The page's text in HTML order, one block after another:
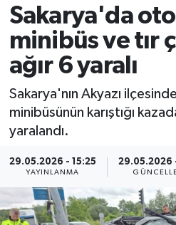
Sakarya'da
minibüs ve tır
ağır 6 yaralı
Sakarya'nın Akyazı
minibüsünün karıştığı
yaralandı.
29.05.2026 - 15:25
YAYINLANMA
29.05.2026
Yurttan Haberler
Ekonomi
Teknoloji
Sağlık
Rize Trafik Yoğunluk
Süper Lig Puan Durumu
Tüm Manşetler
Son Dakika Haberleri